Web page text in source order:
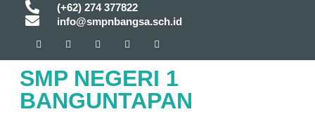
(+62) 274 377822
info@smpnbangsa.sch.id
SMP NEGERI 1
BANGUNTAPAN